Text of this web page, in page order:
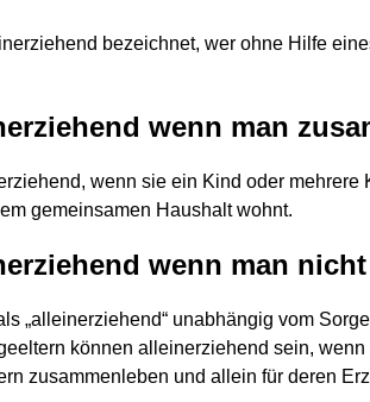
bezeichnet, wer ohne Hilfe
wenn man
wenn sie ein Kind oder mehrere
gemeinsamen Haushalt wohnt.
wenn man
„alleinerziehend“ unabhängig vom
können alleinerziehend sein,
zusammenleben und allein für deren